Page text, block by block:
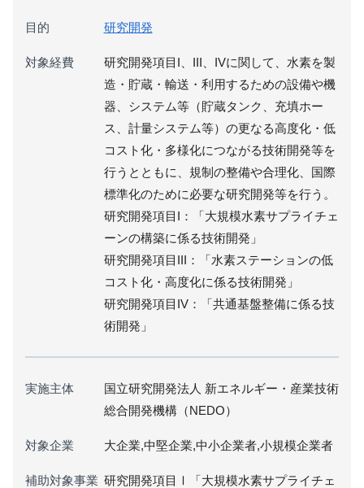
目的 研究開発
対象経費
研究開発項目I、III、IVに関して、水素を製
造・貯蔵・輸送・利用するための設備や機
器、システム等（貯蔵タンク、充填ホー
ス、計量システム等）の更なる高度化・低
コスト化・多様化につながる技術開発等を
行うとともに、規制の整備や合理化、国際
標準化のために必要な研究開発等を行う。
研究開発項目I：「大規模水素サプライチェ
ーンの構築に係る技術開発」
研究開発項目III：「水素ステーションの低
コスト化・高度化に係る技術開発」
研究開発項目IV：「共通基盤整備に係る技
術開発」
実施主体
国立研究開発法人 新エネルギー・産業技術
総合開発機構（NEDO）
対象企業 大企業,中堅企業,中小企業者,小規模企業者
補助対象事業 研究開発項目Ⅰ「大規模水素サプライチェ